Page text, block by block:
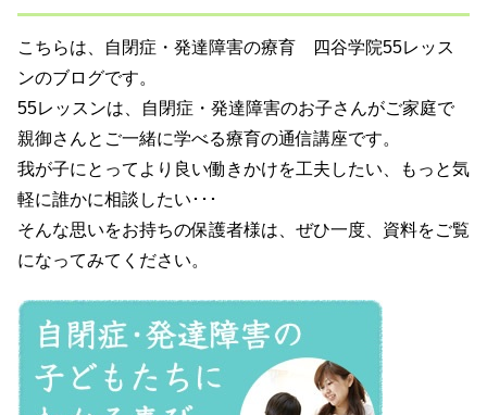
こちらは、自閉症・発達障害の療育 四谷学院55レッス
ンのブログです。
55レッスンは、自閉症・発達障害のお子さんがご家庭で
親御さんとご一緒に学べる療育の通信講座です。
我が子にとってより良い働きかけを工夫したい、もっと気
軽に誰かに相談したい･･･
そんな思いをお持ちの保護者様は、ぜひ一度、資料をご覧
になってみてください。